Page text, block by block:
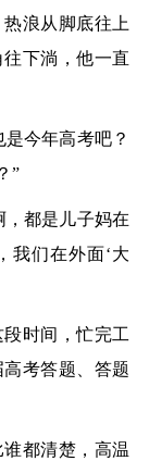
浪从脚底往上
下淌，他一直
今年高考吧？
”
都是儿子妈在
我们在外面‘大
时间，忙完工
考答题、答题
都清楚，高温